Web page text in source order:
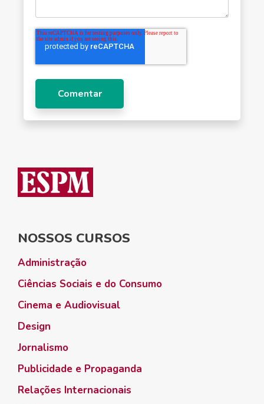
NOSSOS CURSOS
Administração
Ciências Sociais e do Consumo
Cinema e Audiovisual
Design
Jornalismo
Publicidade e Propaganda
Relações Internacionais